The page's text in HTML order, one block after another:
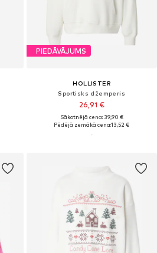
PIEDĀVĀJUMS
HOLLISTER
Sportisks džemperis
26,91 €
Sākotnējā cena: 39,90 €
Pēdējā zemākā cena:13,52 €